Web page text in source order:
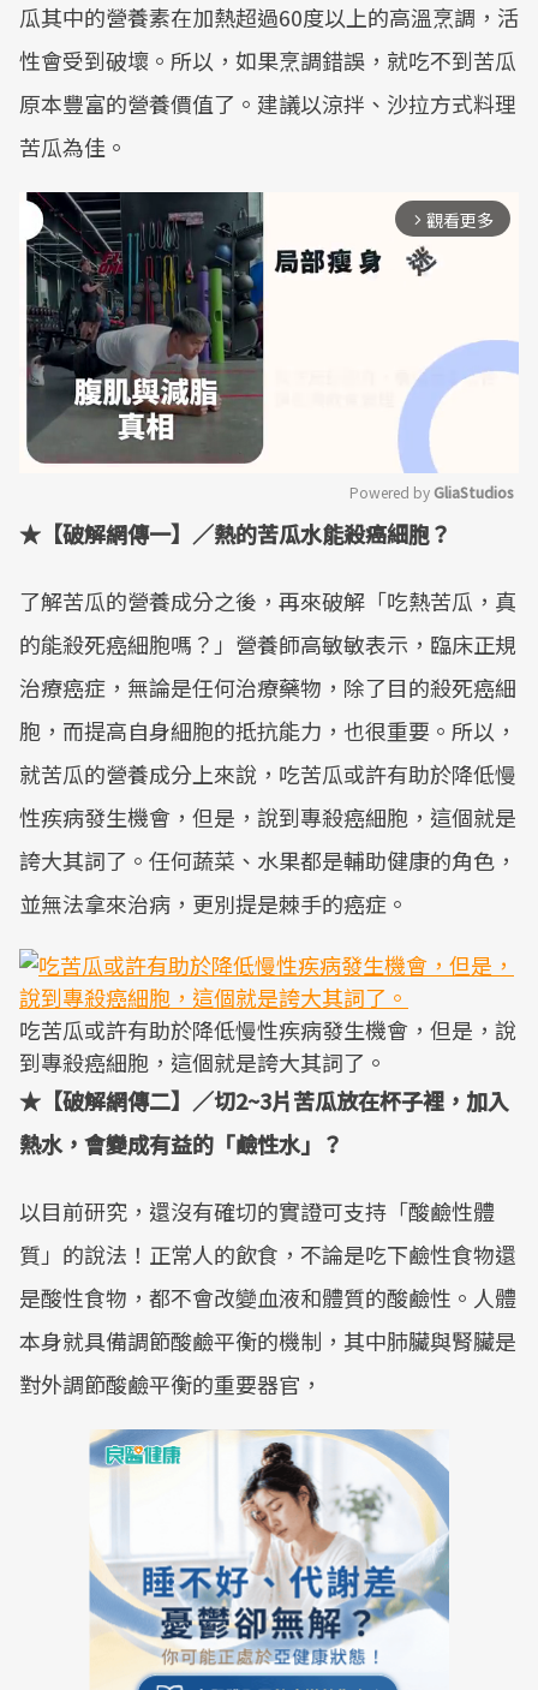
瓜其中的營養素在加熱超過60度以上的高溫烹調，活
性會受到破壞。所以，如果烹調錯誤，就吃不到苦瓜
原本豐富的營養價值了。建議以涼拌、沙拉方式料理
苦瓜為佳。
arrow_forward_ios 觀看更多
Mute
Powered by GliaStudios
★【破解網傳一】／熱的苦瓜水能殺癌細胞？
了解苦瓜的營養成分之後，再來破解「吃熱苦瓜，真
的能殺死癌細胞嗎？」營養師高敏敏表示，臨床正規
治療癌症，無論是任何治療藥物，除了目的殺死癌細
胞，而提高自身細胞的抵抗能力，也很重要。所以，
就苦瓜的營養成分上來說，吃苦瓜或許有助於降低慢
性疾病發生機會，但是，說到專殺癌細胞，這個就是
誇大其詞了。任何蔬菜、水果都是輔助健康的角色，
並無法拿來治病，更別提是棘手的癌症。
吃苦瓜或許有助於降低慢性疾病發生機會，但是，說
到專殺癌細胞，這個就是誇大其詞了。
★【破解網傳二】／切2~3片苦瓜放在杯子裡，加入
熱水，會變成有益的「鹼性水」？
以目前研究，還沒有確切的實證可支持「酸鹼性體
質」的說法！正常人的飲食，不論是吃下鹼性食物還
是酸性食物，都不會改變血液和體質的酸鹼性。人體
本身就具備調節酸鹼平衡的機制，其中肺臟與腎臟是
對外調節酸鹼平衡的重要器官，